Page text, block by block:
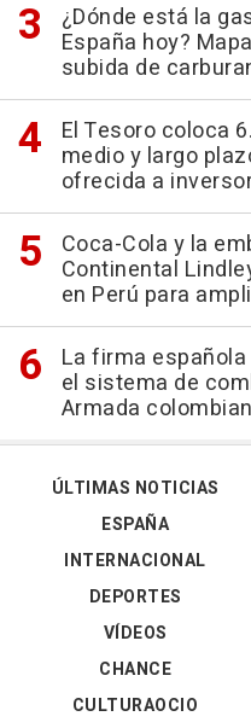
¿Dónde está la
España hoy?
subida de
El Tesoro coloca
medio y largo
ofrecida a
Coca-Cola y la
Continental
en Perú para
La firma
el sistema de
Armada
ÚLTIMAS NOTICIAS
ESPAÑA
INTERNACIONAL
DEPORTES
VÍDEOS
CHANCE
CULTURAOCIO